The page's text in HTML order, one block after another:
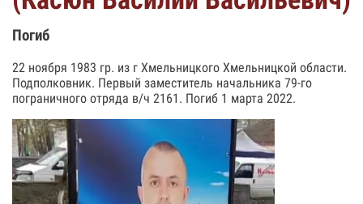
Погиб
22 ноября 1983 гр. из г Хмельницкого Хмельницкой области.
Подполковник. Первый заместитель начальника 79-го
пограничного отряда в/ч 2161. Погиб 1 марта 2022.